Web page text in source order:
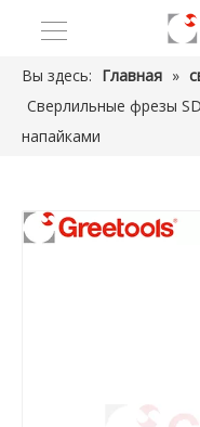
Вы здесь: Главная »
Сверлильные фрезы
напайками